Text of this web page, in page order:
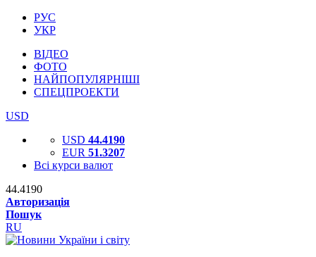
РУС
УКР
ВІДЕО
ФОТО
НАЙПОПУЛЯРНІШІ
СПЕЦПРОЕКТИ
USD
USD 44.4190
EUR 51.3207
Всі курси валют
44.4190
Авторизація
Пошук
RU